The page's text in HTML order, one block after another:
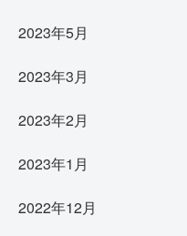
2023年5月
2023年3月
2023年2月
2023年1月
2022年12月